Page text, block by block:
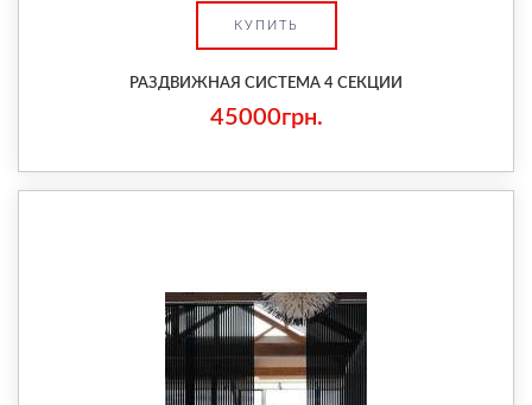
КУПИТЬ
РАЗДВИЖНАЯ СИСТЕМА 4 СЕКЦИИ
45000грн.